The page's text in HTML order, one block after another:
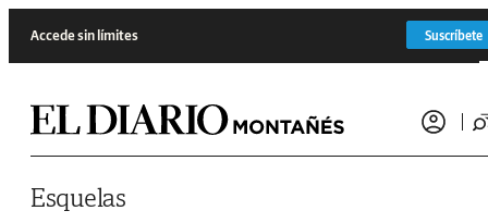
Accede sin límites Suscríbete
Esquelas